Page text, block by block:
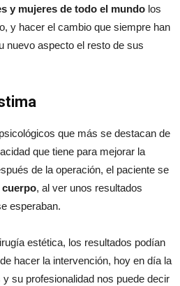
y mujeres de todo el mundo los
y hacer el cambio que siempre han
nuevo aspecto el resto de sus
que más se destacan de
que tiene para mejorar la
de la operación, el paciente se
cuerpo, al ver unos resultados
esperaban.
estética, los resultados podían
hacer la intervención, hoy en día la
su profesionalidad nos puede decir